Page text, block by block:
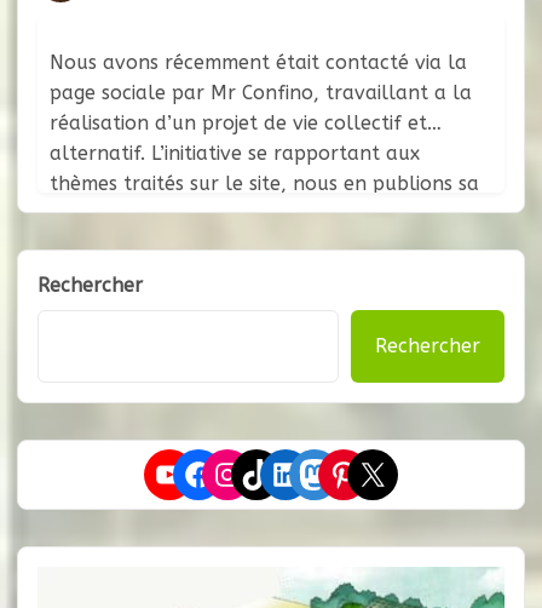
Nous avons récemment était contacté via la
page sociale par Mr Confino, travaillant a la
réalisation d’un projet de vie collectif et
alternatif. L’initiative se rapportant aux
thèmes traités sur le site, nous en publions sa
lettre de présentation : Bonjour, Je m’appelle
Gérard Confino, président de l’association «
Une Autre Vie ». Comme
Rechercher
Rechercher
YouTube
Facebook
Instagram
TikTok
LinkedIn
Mastodon
Pinterest
X